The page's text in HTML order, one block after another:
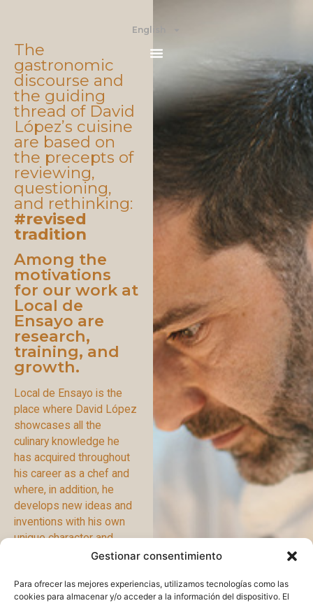
Gestionar consentimiento
Para ofrecer las mejores experiencias, utilizamos tecnologías como las
cookies para almacenar y/o acceder a la información del dispositivo. El
English
The
gastronomic
discourse and
the guiding
thread of David
López’s cuisine
are based on
the precepts of
reviewing,
questioning,
and rethinking:
#revised
tradition
Among the
motivations
for our work at
Local de
Ensayo are
research,
training, and
growth.
Local de Ensayo is the
place where David López
showcases all the
culinary knowledge he
has acquired throughout
his career as a chef and
where, in addition, he
develops new ideas and
inventions with his own
unique character and
DAVID PRESS